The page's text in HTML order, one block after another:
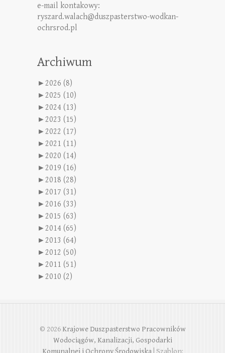
e-mail kontakowy:
ryszard.walach@duszpasterstwo-wodkan-
ochrsrod.pl
Archiwum
►2026 (8)
►2025 (10)
►2024 (13)
►2023 (15)
►2022 (17)
►2021 (11)
►2020 (14)
►2019 (16)
►2018 (28)
►2017 (31)
►2016 (33)
►2015 (63)
►2014 (65)
►2013 (64)
►2012 (50)
►2011 (51)
►2010 (2)
© 2026 Krajowe Duszpasterstwo Pracowników
Wodociągów, Kanalizacji, Gospodarki
Komunalnej i Ochrony Środowiska | Szablon: